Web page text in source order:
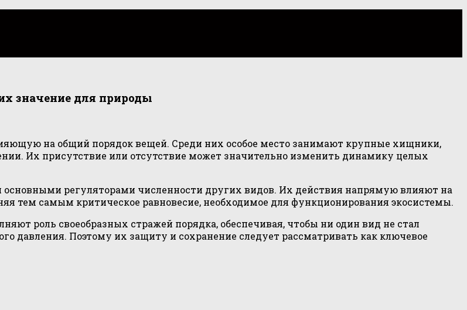
значение для природы
на общий порядок вещей. Среди них особое место занимают крупные хищники,
Их присутствие или отсутствие может значительно изменить динамику целых
регуляторами численности других видов. Их действия напрямую влияют на
тем самым критическое равновесие, необходимое для функционирования экосистемы.
роль своеобразных стражей порядка, обеспечивая, чтобы ни один вид не стал
давления. Поэтому их защиту и сохранение следует рассматривать как ключевое